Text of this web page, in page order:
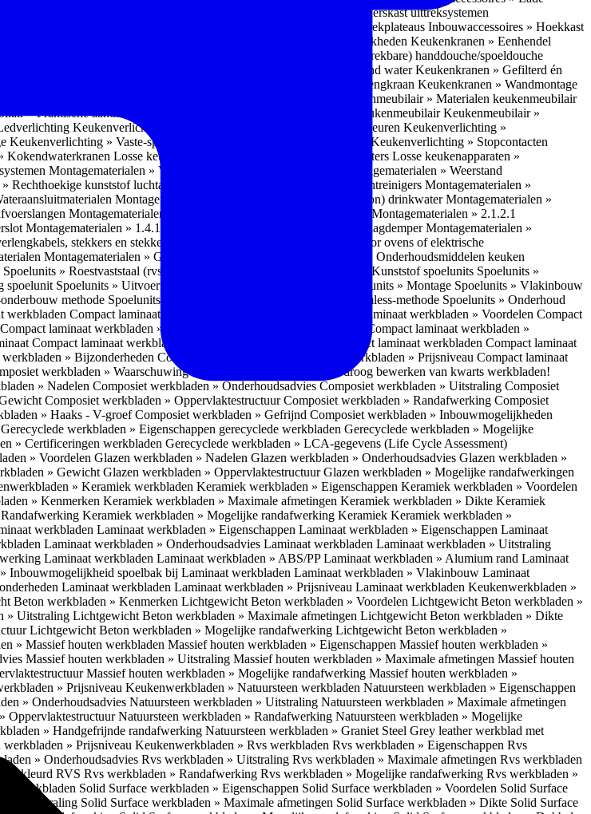
Inbouwaccessoires » Apothekerskast uittreksystemen
Inbouwaccessoires » Hoekkast uittrekplateaus Inbouwaccessoires » Hoekkast
Keukenkranen » Bedieningsmogelijkheden Keukenkranen » Eenhendel
Keukenkranen » Met (uitrekbare) handdouche/spoeldouche
Keukenkranen » Kokend waterKeukenkranen » Gefilterd én
Keukenkranen » Bladmengkraan Keukenkranen » Wandmontage
Keukenmeubilair » Materialen keukenmeubilair
» Praktische aandachtspunten Keukenmeubilair » Duurzaamheid keukenmeubilairKeukenmeubilair »
Keukenverlichting » Installatie Keukenverlichting » Lichtkleuren Keukenverlichting »
Keukenverlichting » Vaste-spanning
Keukenverlichting » Stopcontacten
Kokendwaterkranen Losse keukenapparaten » Plintverwarming/plintheaters Losse keukenapparaten »
Montagematerialen » Verschillende Luchtafvoersystemen
Montagematerialen » Weerstand
» Rechthoekige kunststof luchtafvoersystemen Montagematerialen » Luchtreinigers Montagematerialen »
Montagematerialen » Aansluitmateriaal voor (schoon) drinkwaterMontagematerialen »
Montagematerialen » Dempingsysteem van lades en deuren Montagematerialen » 2.1.2.1
Montagematerialen » 1.4.1 Plasmafilter Montagematerialen » WaterslagdemperMontagematerialen »
stekkers en stekkerblokken
Montagematerialen » Kabels voor ovens of elektrische
Montagematerialen » Gasaansluitmaterialen
Montagematerialen » Onderhoudsmiddelen keuken
Spoelunits » Roestvaststaal (rvs) Spoelunits » Kunststof spoelunits Spoelunits »
spoelunit Spoelunits » Uitvoering Spoelunits » Montage Spoelunits » Vlakinbouw
onderbouw methode Spoelunits » Tussenbouw methode Spoelunits » Rimless-methode Spoelunits » Onderhoud
werkbladen Compact laminaat werkbladen » Eigenschappen
Compact laminaat werkbladen » Voordelen Compact
Compact laminaat werkbladen » Nanotech massief laminaat werkbladen
Compact laminaat werkbladen »
Compact laminaat werkbladen » Mogelijke randafwerking Compact laminaat werkbladen Compact laminaat
werkbladen » Bijzonderheden Compact laminaat
Compact laminaat werkbladen » Prijsniveau Compact laminaat
werkbladen » Waarschuwing Monteurs: bescherm je bij het droog bewerken van kwarts werkbladen!
» Nadelen Composiet werkbladen » OnderhoudsadviesComposiet werkbladen » Uitstraling Composiet
Composiet werkbladen » OppervlaktestructuurComposiet werkbladen » Randafwerking Composiet
» Haaks - V-groefComposiet werkbladen » Gefrijnd Composiet werkbladen » Inbouwmogelijkheden
Gerecyclede werkbladen » Eigenschappen gerecyclede werkbladen Gerecyclede werkbladen » Mogelijke
» Certificeringen werkbladen Gerecyclede werkbladen » LCA-gegevens (Life Cycle Assessment)
» Voordelen Glazen werkbladen » Nadelen Glazen werkbladen » Onderhoudsadvies Glazen werkbladen »
» Gewicht Glazen werkbladen » OppervlaktestructuurGlazen werkbladen » Mogelijke randafwerkingen
» Keramiek werkbladen Keramiek werkbladen » Eigenschappen Keramiek werkbladen » Voordelen
» Kenmerken Keramiek werkbladen » Maximale afmetingen Keramiek werkbladen » Dikte Keramiek
Keramiek werkbladen » Mogelijke randafwerking Keramiek Keramiek werkbladen »
werkbladen Laminaat werkbladen » Eigenschappen Laminaat werkbladen » Eigenschappen Laminaat
Laminaat werkbladen » Onderhoudsadvies Laminaat werkbladen Laminaat werkbladen » Uitstraling
Laminaat werkbladen Laminaat werkbladen » ABS/PPLaminaat werkbladen » Alumium rand Laminaat
Inbouwmogelijkheid spoelbak bij Laminaat werkbladen Laminaat werkbladen » Vlakinbouw Laminaat
Laminaat werkbladen Laminaat werkbladen » Prijsniveau Laminaat werkbladen Keukenwerkbladen »
Beton werkbladen » Kenmerken Lichtgewicht Beton werkbladen » Voordelen Lichtgewicht Beton werkbladen »
» Uitstraling Lichtgewicht Beton werkbladen » Maximale afmetingen Lichtgewicht Beton werkbladen » Dikte
Lichtgewicht Beton werkbladen » Mogelijke randafwerking Lichtgewicht Beton werkbladen »
» Massief houten werkbladen Massief houten werkbladen » Eigenschappen Massief houten werkbladen »
Massief houten werkbladen » Uitstraling Massief houten werkbladen » Maximale afmetingen Massief houten
Massief houten werkbladen » Mogelijke randafwerking Massief houten werkbladen »
» Prijsniveau Keukenwerkbladen » Natuursteen werkbladen Natuursteen werkbladen » Eigenschappen
» Onderhoudsadvies Natuursteen werkbladen » Uitstraling Natuursteen werkbladen » Maximale afmetingen
OppervlaktestructuurNatuursteen werkbladen » Randafwerking Natuursteen werkbladen » Mogelijke
» Handgefrijnde randafwerking Natuursteen werkbladen » Graniet Steel Grey leather werkblad met
werkbladen » Prijsniveau Keukenwerkbladen » Rvs werkbladen Rvs werkbladen » Eigenschappen Rvs
» Onderhoudsadvies Rvs werkbladen » Uitstraling Rvs werkbladen » Maximale afmetingen Rvs werkbladen
Gekleurd RVS Rvs werkbladen » Randafwerking Rvs werkbladen » Mogelijke randafwerking Rvs werkbladen »
werkbladen Solid Surface werkbladen » Eigenschappen Solid Surface werkbladen » Voordelen Solid Surface
» Uitstraling Solid Surface werkbladen » Maximale afmetingen Solid Surface werkbladen » Dikte Solid Surface